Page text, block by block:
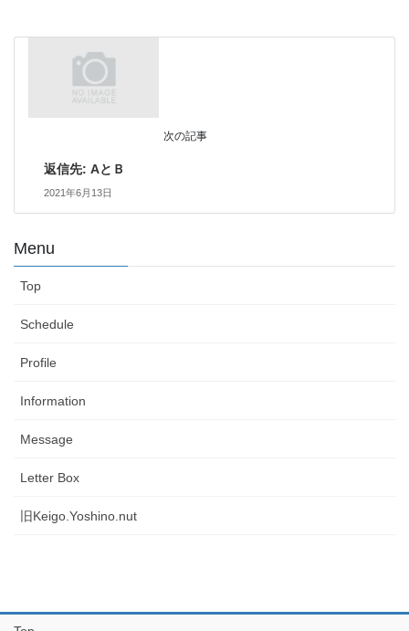
次の記事
返信先: AとＢ
2021年6月13日
Menu
Top
Schedule
Profile
Information
Message
Letter Box
旧Keigo.Yoshino.nut